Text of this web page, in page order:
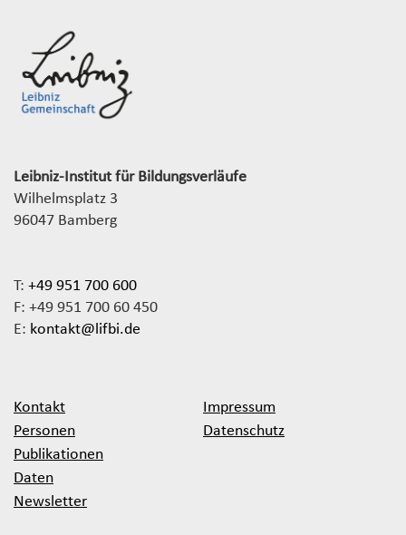
Leibniz-Institut für Bildungsverläufe
Wilhelmsplatz 3
96047 Bamberg
T: +49 951 700 600
F: +49 951 700 60 450
E: kontakt@lifbi.de
Kontakt
Personen
Publikationen
Daten
Newsletter
Impressum
Datenschutz